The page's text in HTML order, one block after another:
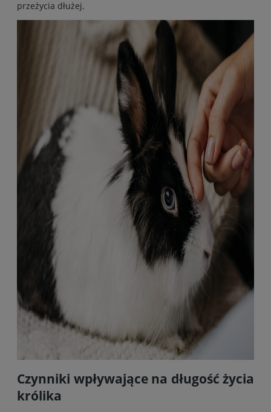
przeżycia dłużej.
Czynniki wpływające na długość życia
królika